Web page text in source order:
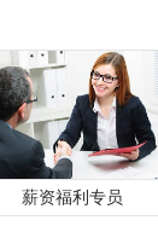
薪资福利专员